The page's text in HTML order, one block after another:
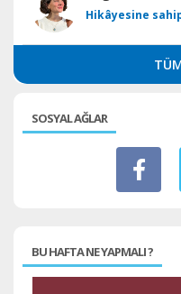
Hikâyesine
SOSYAL AĞLAR
BU HAFTA NE YAPMALI ?